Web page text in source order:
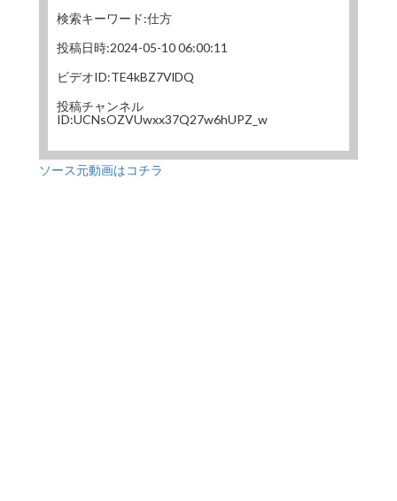
検索キーワード:仕方
投稿日時:2024-05-10 06:00:11
ビデオID:TE4kBZ7VlDQ
投稿チャンネル
ID:UCNsOZVUwxx37Q27w6hUPZ_w
ソース元動画はコチラ